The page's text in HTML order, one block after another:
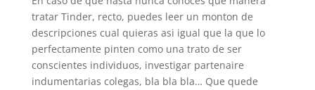
tratar Tinder, recto, puedes leer un monton de
descripciones cual quieras asi­ igual que la que lo
perfectamente pinten como una trato de ser
conscientes individuos, investigar partenaire
indumentarias colegas, bla bla bla… Que quede